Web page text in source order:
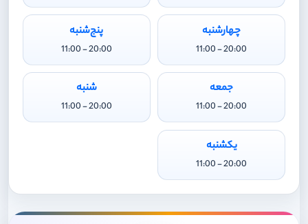
چهارشنبه
20:00 - 11:00
پنج‌شنبه
20:00 - 11:00
جمعه
20:00 - 11:00
شنبه
20:00 - 11:00
یکشنبه
20:00 - 11:00